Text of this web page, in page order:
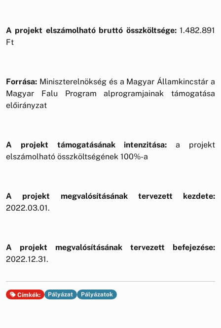
A projekt elszámolható bruttó összköltsége:1.482.891
Ft
Forrása: Miniszterelnökség és a Magyar Államkincstár a
Magyar Falu Program alprogramjainak támogatása
előirányzat
A projekt támogatásának intenzitása: a projekt
elszámolható összköltségének 100%-a
A projekt megvalósításának tervezett kezdete:
2022.03.01.
A projekt megvalósításának tervezett befejezése:
2022.12.31.
Címkék: Pályázat Pályázatok